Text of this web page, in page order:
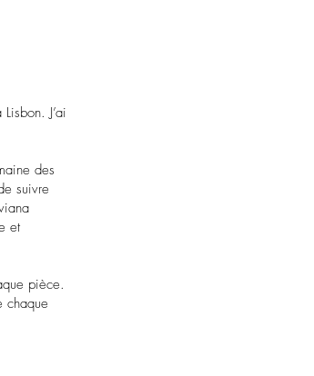
J’ai
des
suivre
et
pièce.
chaque